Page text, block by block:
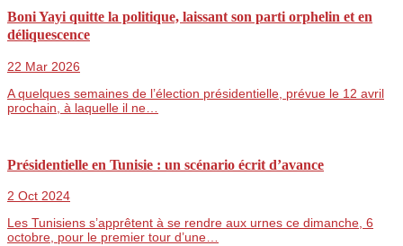
Boni Yayi quitte la politique, laissant son parti orphelin et en
déliquescence
22 Mar 2026
A quelques semaines de l’élection présidentielle, prévue le 12 avril
prochain, à laquelle il ne…
Présidentielle en Tunisie : un scénario écrit d’avance
2 Oct 2024
Les Tunisiens s’apprêtent à se rendre aux urnes ce dimanche, 6
octobre, pour le premier tour d’une…